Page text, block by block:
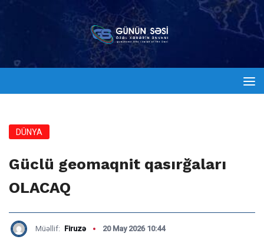
DÜNYA
Güclü geomaqnit qasırğaları
OLACAQ
Müəllif: Firuzə 20 May 2026 10:44